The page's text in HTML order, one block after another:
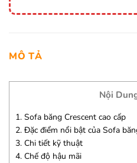
MÔ TẢ
Nội
1. Sofa băng Crescent cao cấp
2. Đặc điểm nổi bật của Sofa
3. Chi tiết kỹ thuật
4. Chế độ hậu mãi